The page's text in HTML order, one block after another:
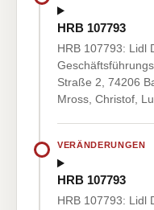
HRB 107793
HRB 107793: Lidl
Straße 2, 74206
Mross, Christof,
VERÄNDERUNGEN
HRB 107793
HRB 107793: Lidl